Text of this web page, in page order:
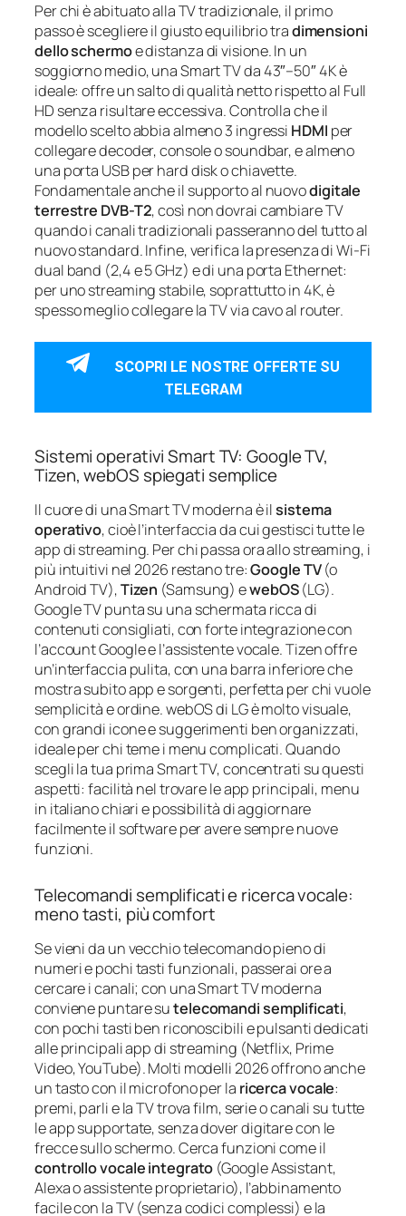
Per chi è abituato alla TV tradizionale, il primo
passo è scegliere il giusto equilibrio tradimensioni
dello schermoe distanza di visione. In un
soggiorno medio, una Smart TV da 43″–50″ 4K è
ideale: offre un salto di qualità netto rispetto al Full
HD senza risultare eccessiva. Controlla che il
modello scelto abbia almeno 3 ingressi HDMI per
collegare decoder, console o soundbar, e almeno
una porta USB per hard disk o chiavette.
Fondamentale anche il supporto al nuovodigitale
terrestre DVB-T2, così non dovrai cambiare TV
quando i canali tradizionali passeranno del tutto al
nuovo standard. Infine, verifica la presenza di Wi-Fi
dual band (2,4 e 5 GHz) e di una porta Ethernet:
per uno streaming stabile, soprattutto in 4K, è
spesso meglio collegare la TV via cavo al router.
SCOPRI LE NOSTRE OFFERTE SU
TELEGRAM
Sistemi operativi Smart TV: Google TV,
Tizen, webOS spiegati semplice
Il cuore di una Smart TV moderna è ilsistema
operativo, cioè l’interfaccia da cui gestisci tutte le
app di streaming. Per chi passa ora allo streaming, i
più intuitivi nel 2026 restano tre:Google TV(o
Android TV),Tizen (Samsung) ewebOS(LG).
Google TV punta su una schermata ricca di
contenuti consigliati, con forte integrazione con
l’account Google e l’assistente vocale. Tizen offre
un’interfaccia pulita, con una barra inferiore che
mostra subito app e sorgenti, perfetta per chi vuole
semplicità e ordine. webOS di LG è molto visuale,
con grandi icone e suggerimenti ben organizzati,
ideale per chi teme i menu complicati. Quando
scegli la tua prima Smart TV, concentrati su questi
aspetti: facilità nel trovare le app principali, menu
in italiano chiari e possibilità di aggiornare
facilmente il software per avere sempre nuove
funzioni.
Telecomandi semplificati e ricerca vocale:
meno tasti, più comfort
Se vieni da un vecchio telecomando pieno di
numeri e pochi tasti funzionali, passerai ore a
cercare i canali; con una Smart TV moderna
conviene puntare sutelecomandi semplificati,
con pochi tasti ben riconoscibili e pulsanti dedicati
alle principali app di streaming (Netflix, Prime
Video, YouTube). Molti modelli 2026 offrono anche
un tasto con il microfono per la ricerca vocale:
premi, parli e la TV trova film, serie o canali su tutte
le app supportate, senza dover digitare con le
frecce sullo schermo. Cerca funzioni come il
controllo vocale integrato (Google Assistant,
Alexa o assistente proprietario), l’abbinamento
facile con la TV (senza codici complessi) e la